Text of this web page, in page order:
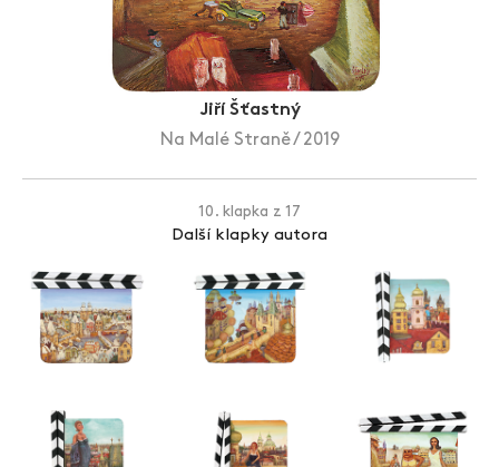
Jiří Šťastný
Na Malé Straně / 2019
10. klapka z 17
Další klapky autora